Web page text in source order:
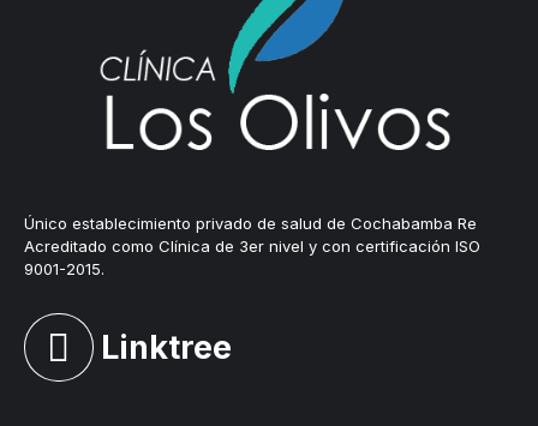
Único establecimiento privado de salud de Cochabamba Re
Acreditado como Clínica de 3er nivel y con certificación ISO
9001-2015.
Linktree